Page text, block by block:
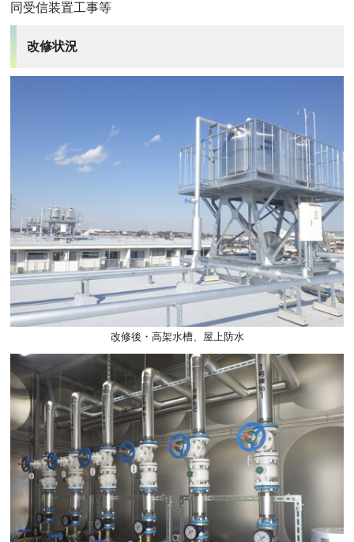
同受信装置工事等
改修状況
改修後・高架水槽、屋上防水